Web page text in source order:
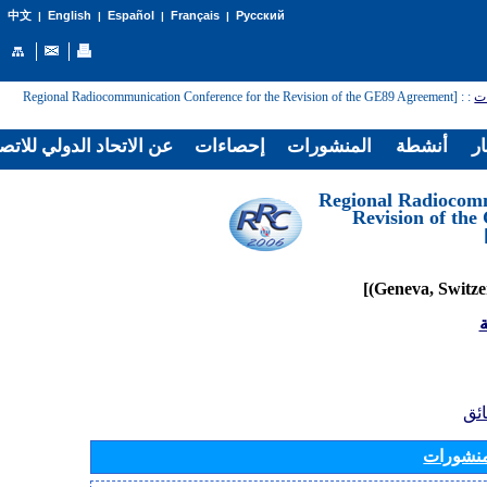
中文| English | Español | Français| Русский
:
: [Regional Radiocommunication Conference for the Revision of the GE89 Agreement
[Regional
Revision of the
عن الاتحاد الدولي إحصاءات المنشورات أنشطة